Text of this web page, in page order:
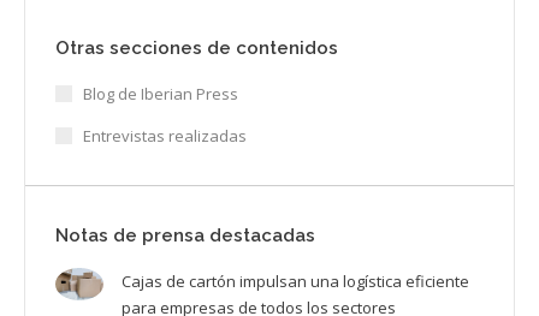
Otras secciones de contenidos
Blog de Iberian Press
Entrevistas realizadas
Notas de prensa destacadas
Cajas de cartón impulsan una logística eficiente
para empresas de todos los sectores